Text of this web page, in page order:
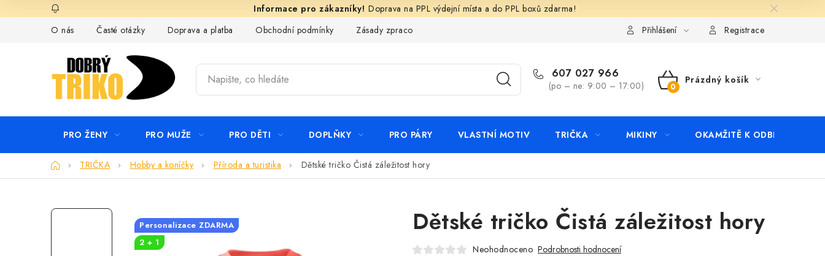
na
Doprava na PPL výdejní místa a do PPL boxů zdarma!
O nás
Časté otázky Doprava a platba Obchodní podmínky Zásady zpracování ochrany osobních údajů KontaktyPřihlášení Registrace
607 027 966
(po – ne: 9:00 – 17:00)
NÁKUPNÍ
Prázdný košík
PRO ŽENY PRO MUŽE PRO DĚTI DOPLŇKY PRO PÁRY VLASTNÍ MOTIV TRIČKA MIKINY OKAMŽITĚ K ODBĚRU
DomůTRIČKA Hobby a koníčky Příroda a turistika Dětské tričko Čistá záležitost hory
Dětské tričko Čistá záležitost hory
Neohodnoceno Podrobnosti hodnocení
Personalizace ZDARMA
2 + 1